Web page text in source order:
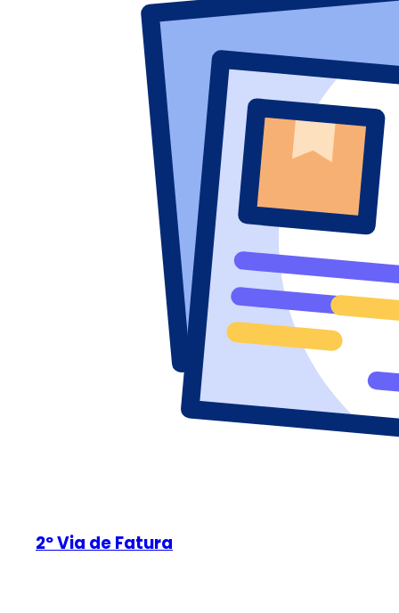
2º Via de Fatura